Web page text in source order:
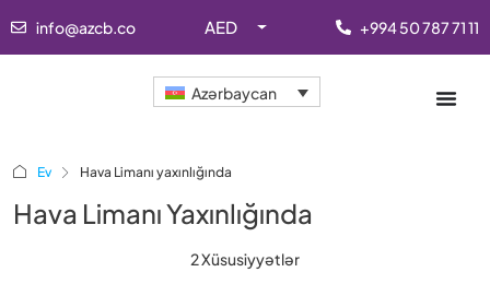
info@azcb.co AED +994 50 787 71 11
Azərbaycan
Ev Hava Limanı yaxınlığında
Hava Limanı Yaxınlığında
2 Xüsusiyyətlər